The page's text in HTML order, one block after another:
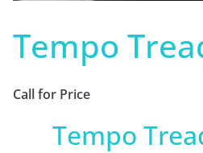
Tempo
Call for Price
Tempo